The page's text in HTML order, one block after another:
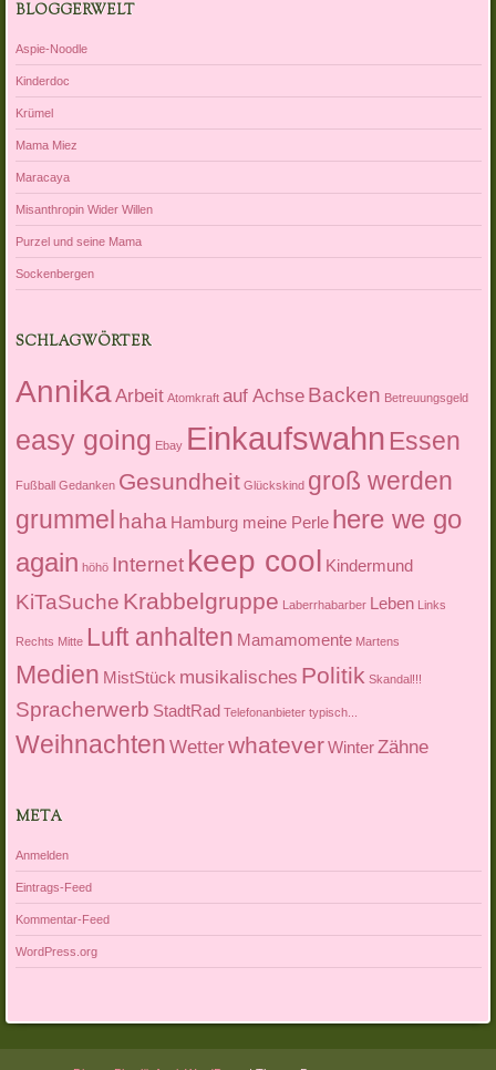
BLOGGERWELT
Aspie-Noodle
Kinderdoc
Krümel
Mama Miez
Maracaya
Misanthropin Wider Willen
Purzel und seine Mama
Sockenbergen
SCHLAGWÖRTER
AnnikaArbeit Atomkraft auf Achse Backen Betreuungsgeld
easy going Ebay Einkaufswahn Essen
Fußball Gedanken Gesundheit Glückskind groß werden
grummel haha Hamburg meine Perle here we go
again höhö Internet keep cool Kindermund
KiTaSuche Krabbelgruppe Laberrhabarber Leben Links
Rechts Mitte Luft anhalten Mamamomente Martens
Medien MistStück musikalisches Politik Skandal!!!
Spracherwerb StadtRad Telefonanbieter typisch...
Weihnachten Wetterwhatever Winter Zähne
META
Anmelden
Eintrags-Feed
Kommentar-Feed
WordPress.org